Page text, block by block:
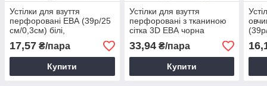
Устілки для взуття
перфоровані ЕВА (39р/25
см/0,3см) білі,
Перфоровані устілки
17,57 ₴/пара
Купити
Устілки для взуття
перфоровані з тканиною
сітка 3D ЕВА чорна
(39р/25 см/0,3см)
коричневі
33,94₴/пара
Купити